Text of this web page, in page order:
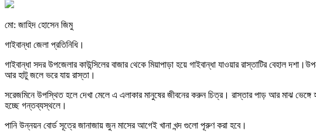
মো: জাহিদ হোসেন জিমু
গাইবান্ধা জেলা প্রতিনিধি।
গাইবান্ধা সদর উপজেলার কাউন্সিলের বাজার থেকে মিয়াপাড়া হয়ে গাইবান্ধা যাওয়ার রাস্তাটির বেহাল
আর হাটু জলে ভরে যায় রাস্তা।
সরেজমিনে উপস্থিত হলে দেখা মেলে এ এলাকার মানুষের জীবনের করুন চিত্র। রাস্তার পাড় আর মাঝ ভেঙ্গে
হচ্ছে গন্তব্যস্থলে।
পানি উন্নয়ন বোর্ড সূত্রে জানাজায় জুন মাসের আগেই খানা খন্দ গুলো পূরুণ করা হবে।